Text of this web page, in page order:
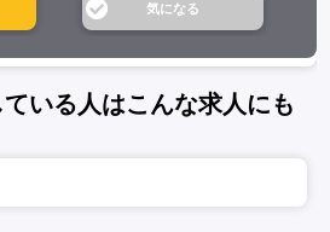
いる人はこんな求人にも